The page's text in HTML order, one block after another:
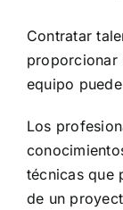
Contratar
proporcionar
equipo
Los
técnicas que
de un